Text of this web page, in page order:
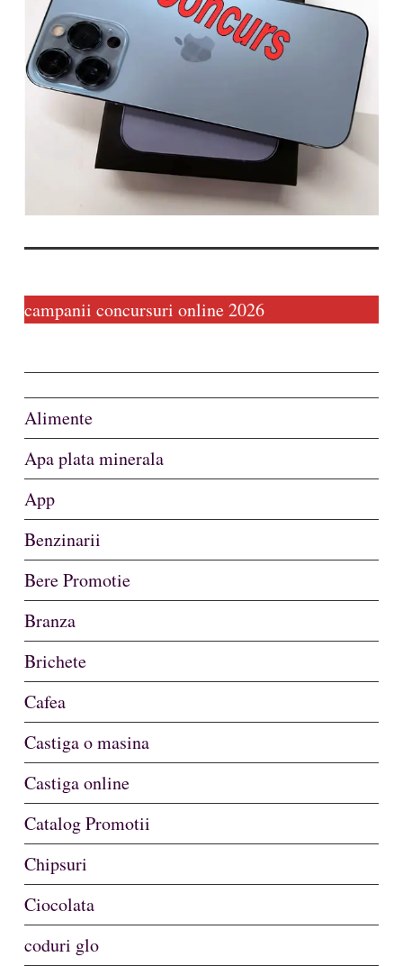
campanii concursuri online 2026
Alimente
Apa plata minerala
App
Benzinarii
Bere Promotie
Branza
Brichete
Cafea
Castiga o masina
Castiga online
Catalog Promotii
Chipsuri
Ciocolata
coduri glo